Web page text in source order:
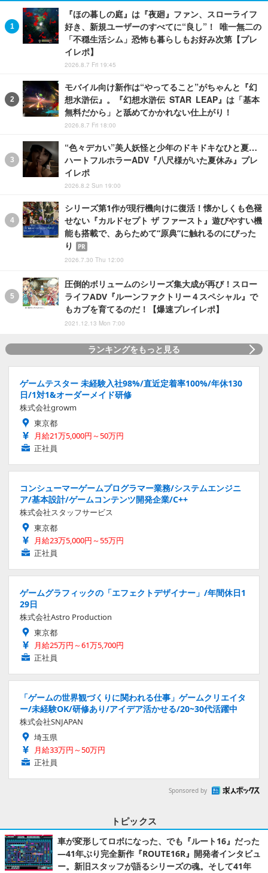
『ほの暮しの庭』は『夜廻』ファン、スローライフ
好き、新規ユーザーのすべてに“良し”！ 唯一無二の
「不穏生活シム」恐怖も暮らしもお好み次第【プレ
イレポ】
2026.8.7 Fri 19:45
モバイル向け新作は“やってること”がちゃんと『幻
想水滸伝』。『幻想水滸伝 STAR LEAP』は「基本
無料だから」と舐めてかかれない仕上がり！
2026.8.7 Fri 18:00
“色々デカい”美人妖怪と少年のドキドキなひと夏…
ハートフルホラーADV『八尺様がいた夏休み』プレ
イレポ
2026.8.2 Sun 19:00
シリーズ第1作が現行機向けに復活！懐かしくも色褪
せない『カルドセプト ザ ファースト』遊びやすい機
能も搭載で、あらためて“原典”に触れるのにぴった
り
PR
2026.7.30 Thu 12:00
圧倒的ボリュームのシリーズ集大成が再び！スロー
ライフADV『ルーンファクトリー４スペシャル』で
もカブを育てるのだ！【爆速プレイレポ】
2021.12.13 Mon 7:00
ランキングをもっと見る
ゲームテスター 未経験入社98%/直近定着率100%/年休130
日/1対1&オーダーメイド研修
株式会社growm
東京都
月給21万5,000円～50万円
正社員
コンシューマーゲームプログラマー業務/システムエンジニ
ア/基本設計/ゲームコンテンツ開発企業/C++
株式会社スタッフサービス
東京都
月給23万5,000円～55万円
正社員
ゲームグラフィックの「エフェクトデザイナー」/年間休日1
29日
株式会社Astro Production
東京都
月給25万円～61万5,700円
正社員
「ゲームの世界観づくりに関われる仕事」ゲームクリエイタ
ー/未経験OK/研修あり/アイデア活かせる/20~30代活躍中
株式会社SNJAPAN
埼玉県
月給33万円～50万円
正社員
Sponsored by
トピックス
車が変形してロボになった、でも『ルート16』だった
―41年ぶり完全新作『ROUTE16R』開発者インタビュ
ー。新旧スタッフが語るシリーズの魂。そして41年